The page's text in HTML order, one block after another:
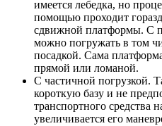
имеется лебедка, но
помощью проходит
сдвижной платформы. С
можно погружать в том
посадкой. Сама
прямой или ломаной.
С частичной погрузкой.
короткую базу и не
транспортного средства
увеличивается его